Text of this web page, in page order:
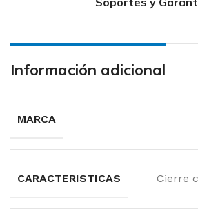
Información adicional
MARCA
CARACTERISTICAS Cierre